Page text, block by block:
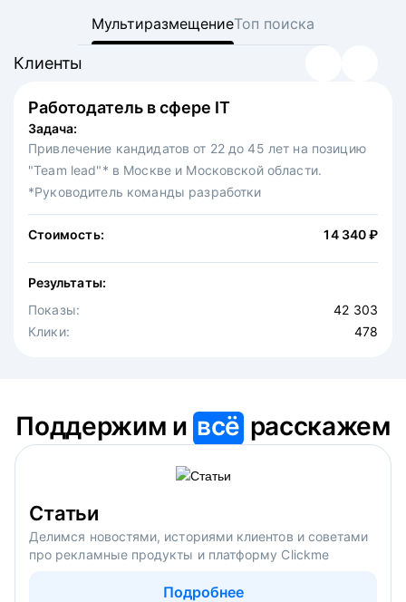
МультиразмещениеТоп поиска
Работодатель в сфере IT
Задача:
Привлечение кандидатов от 22 до 45 лет на позицию
"Team lead"* в Москве и Московской области.
*Руководитель команды разработки
Стоимость: 14 340 ₽
Результаты:
Показы:
42 303
Клики:
478
Клиенты
Федеральная сеть ресторанов
Задача:
Привлечение на вакансию официантов в московскую
точку известной федеральной сети ресторанов.
Стоимость: 30 875 ₽
Результаты:
Показы:
Клики:
475
Клиенты
Поддержим ивсё расскажем
Статьи
Делимся новостями, историями клиентов и советами
про рекламные продукты и платформу Clickme
Подробнее